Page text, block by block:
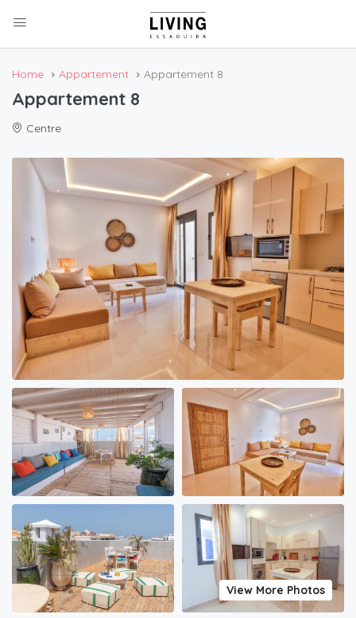
Home Appartement Appartement 8
Appartement 8
Centre
View More Photos